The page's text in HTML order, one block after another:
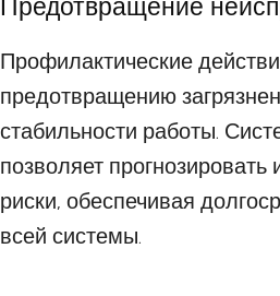
Предотвращение
Профилактические
предотвращению
стабильности работы.
позволяет
риски, обеспечивая
всей системы.